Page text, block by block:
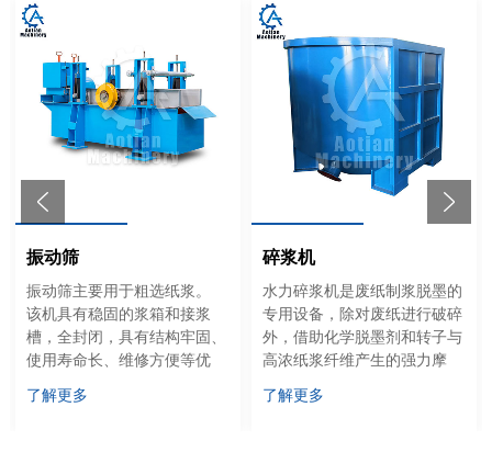
振动筛
振动筛主要用于粗选纸浆。
该机具有稳固的浆箱和接浆
槽，全封闭，具有结构牢固、
使用寿命长、维修方便等优
点。
了解更多
碎浆机
水力碎浆机是废纸制浆脱墨的
专用设备，除对废纸进行破碎
外，借助化学脱墨剂和转子与
高浓纸浆纤维产生的强力摩
擦，使纤维表面印刷油墨落
下，从而回收废纸 达到白度
了解更多